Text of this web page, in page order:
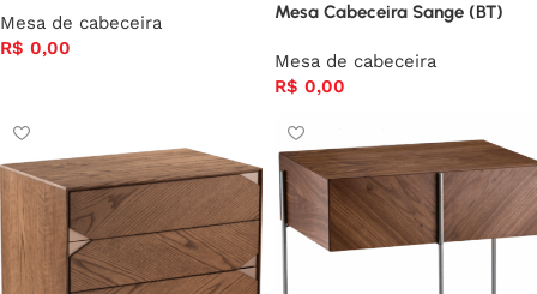
Mesa de cabeceira
R$ 0,00
Mesa Cabeceira Sange (BT)
Mesa de cabeceira
R$ 0,00